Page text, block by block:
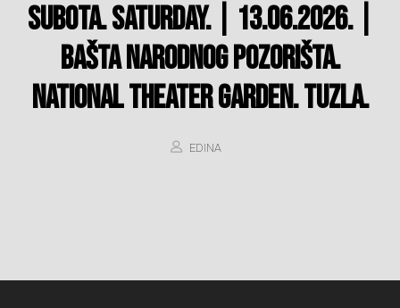
SUBOTA. SATURDAY. | 13.06.2026. |
BAŠTA NARODNOG POZORIŠTA.
NATIONAL THEATER GARDEN. TUZLA.
EDINA